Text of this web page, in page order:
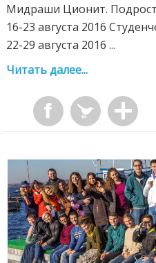
Мидраши Ционит.
16-23 августа 2016
22-29 августа 2016 ...
Читать далее...